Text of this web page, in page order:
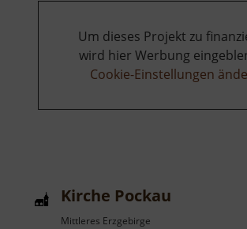
Um dieses Projekt zu
wird hier Werbung
Cookie-Einstellungen
Kirche Pockau
Mittleres Erzgebirge